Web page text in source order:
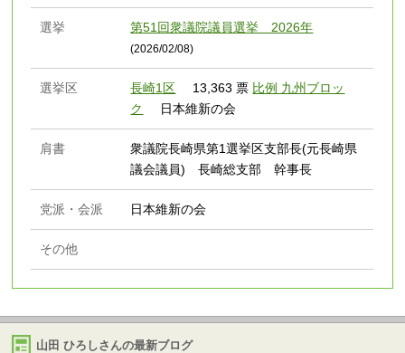
選挙 第51回衆議院議員選挙 2026年
(2026/02/08)
選挙区 長崎1区 13,363 票 比例 九州ブロッ
ク
日本維新の会
肩書
衆議院長崎県第1選挙区支部長(元長崎県
議会議員) 長崎総支部 幹事長
党派・会派 日本維新の会
その他
山田 ひろしさんの最新ブログ